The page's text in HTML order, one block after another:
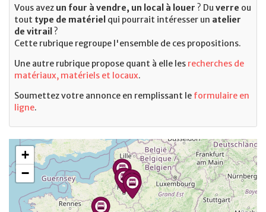
Vous avez un four à vendre, un local à louer ? Du verre ou
tout type de matériel qui pourrait intéresser un atelier
de vitrail ?
Cette rubrique regroupe l'ensemble de ces propositions.
Une autre rubrique propose quant à elle les recherches de
matériaux, matériels et locaux.
Soumettez votre annonce en remplissant le formulaire en
ligne.